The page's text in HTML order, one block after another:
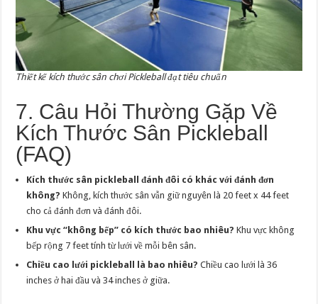
Thiết kế kích thước sân chơi Pickleball đạt tiêu chuẩn
7. Câu Hỏi Thường Gặp Về
Kích Thước Sân Pickleball
(FAQ)
Kích thước sân pickleball đánh đôi có khác với đánh đơn
không? Không, kích thước sân vẫn giữ nguyên là 20 feet x 44 feet
cho cả đánh đơn và đánh đôi.
Khu vực “không bếp” có kích thước bao nhiêu? Khu vực không
bếp rộng 7 feet tính từ lưới về mỗi bên sân.
Chiều cao lưới pickleball là bao nhiêu? Chiều cao lưới là 36
inches ở hai đầu và 34 inches ở giữa.